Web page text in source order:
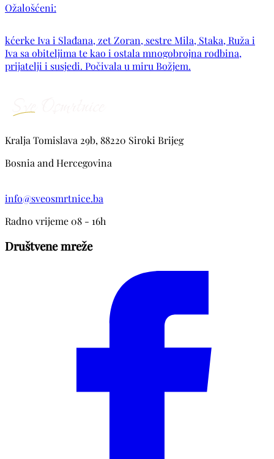
Ožalošćeni:
kćerke Iva i Slađana, zet Zoran, sestre Mila, Staka, Ruža i
Iva sa obiteljima te kao i ostala mnogobrojna rodbina,
prijatelji i susjedi. Počivala u miru Božjem.
Kralja Tomislava 29b, 88220 Siroki Brijeg
Bosnia and Hercegovina
info@sveosmrtnice.ba
Radno vrijeme 08 - 16h
Društvene mreže